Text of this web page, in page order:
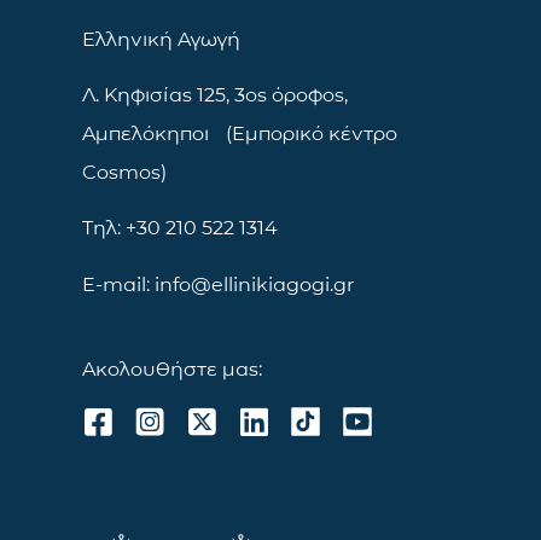
Ελληνική Αγωγή
Λ. Κηφισίας 125, 3ος όροφος,
Αμπελόκηποι (Εμπορικό κέντρο
Cosmos)
Τηλ: +30 210 522 1314
E-mail: info@ellinikiagogi.gr
Ακολουθήστε μας: